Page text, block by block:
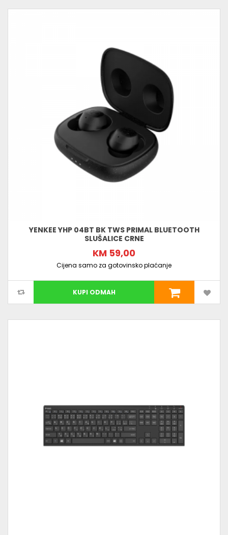
YENKEE YHP 04BT BK TWS PRIMAL BLUETOOTH
SLUŠALICE CRNE
KM 59,00
Cijena samo za gotovinsko plaćanje
KUPI ODMAH